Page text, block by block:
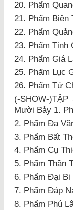
20. Phẩm
21. Phẩm Biên
22. Phẩm
23. Phẩm Tịnh
24. Phẩm Giá
25. Phẩm Lục
26. Phẩm Tứ
(-SHOW-
Mười Bảy 1.
2. Phẩm Đa
3. Phẩm Bất
4. Phẩm Cụ
5. Phẩm Thần
6. Phẩm Đại Bi
7. Phẩm Đáp
8. Phẩm Phú